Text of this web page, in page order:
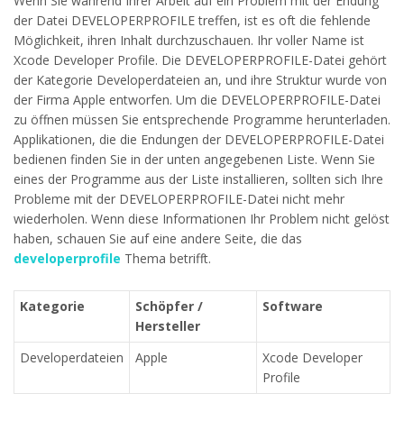
der Datei DEVELOPERPROFILE treffen, ist es oft die fehlende
Möglichkeit, ihren Inhalt durchzuschauen. Ihr voller Name ist
Xcode Developer Profile. Die DEVELOPERPROFILE-Datei gehört
der Kategorie Developerdateien an, und ihre Struktur wurde von
der Firma Apple entworfen. Um die DEVELOPERPROFILE-Datei
zu öffnen müssen Sie entsprechende Programme herunterladen.
Applikationen, die die Endungen der DEVELOPERPROFILE-Datei
bedienen finden Sie in der unten angegebenen Liste. Wenn Sie
eines der Programme aus der Liste installieren, sollten sich Ihre
Probleme mit der DEVELOPERPROFILE-Datei nicht mehr
wiederholen. Wenn diese Informationen Ihr Problem nicht gelöst
haben, schauen Sie auf eine andere Seite, die das
developerprofile Thema betrifft.
Kategorie
Schöpfer /
Hersteller
Software
Developerdateien Apple
Xcode Developer
Profile